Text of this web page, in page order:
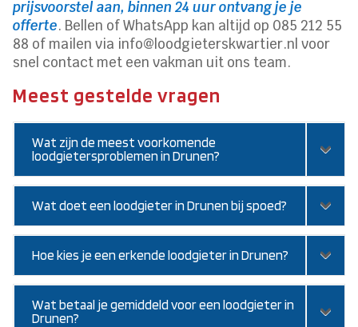
prijsvoorstel aan, binnen 24 uur ontvang je je
offerte. Bellen of WhatsApp kan altijd op 085 212 55
88 of mailen via info@loodgieterskwartier.nl voor
snel contact met een vakman uit ons team.
Meest gestelde vragen
Wat zijn de meest voorkomende
loodgietersproblemen in Drunen?
Wat doet een loodgieter in Drunen bij spoed?
Hoe kies je een erkende loodgieter in Drunen?
Wat betaal je gemiddeld voor een loodgieter in
Drunen?